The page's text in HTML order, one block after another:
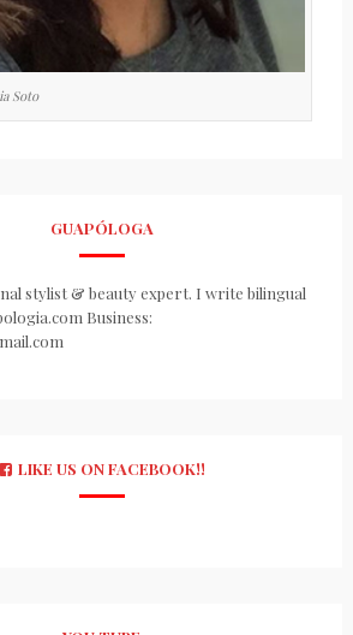
Soto
GUAPÓLOGA
stylist & beauty expert. I write bilingual
Business:
LIKE US ON FACEBOOK!!